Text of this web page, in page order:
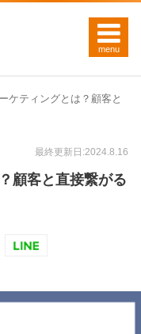
ケティングとは？顧客と
最終更新日:2024.8.16
顧客と直接繋がる